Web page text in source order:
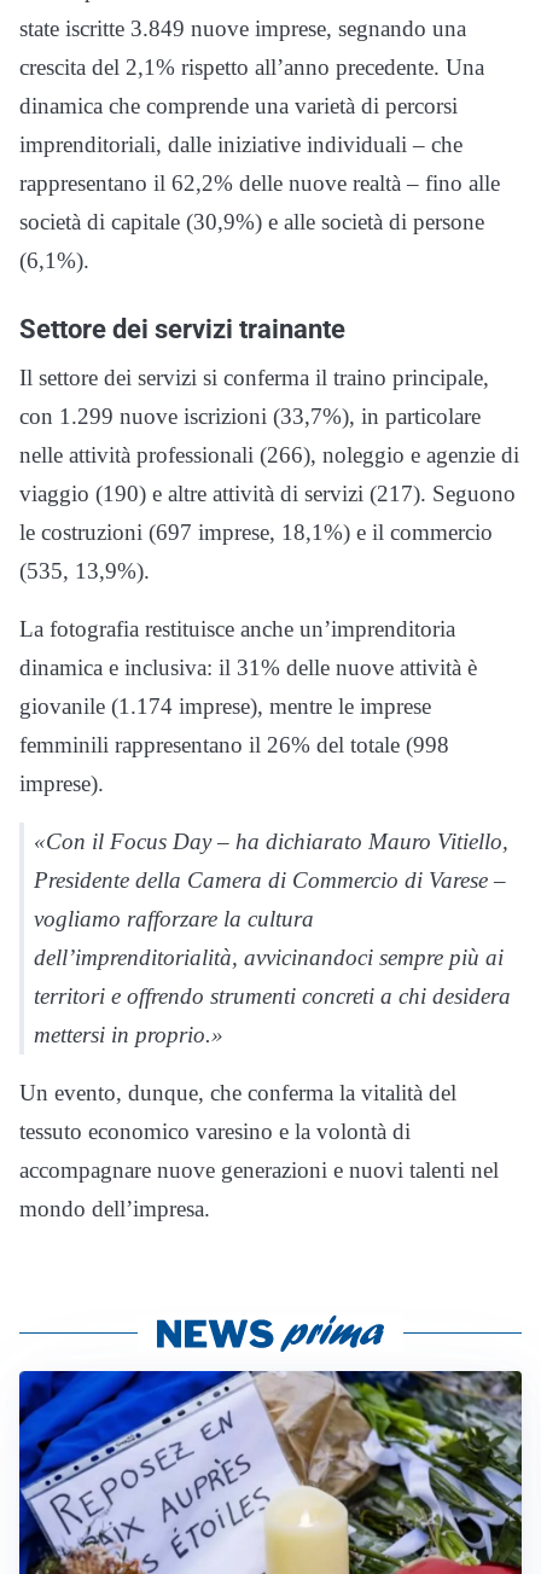
state iscritte 3.849 nuove imprese, segnando una
crescita del 2,1% rispetto all’anno precedente. Una
dinamica che comprende una varietà di percorsi
imprenditoriali, dalle iniziative individuali – che
rappresentano il 62,2% delle nuove realtà – fino alle
società di capitale (30,9%) e alle società di persone
(6,1%).
Settore dei servizi trainante
Il settore dei servizi si conferma il traino principale,
con 1.299 nuove iscrizioni (33,7%), in particolare
nelle attività professionali (266), noleggio e agenzie di
viaggio (190) e altre attività di servizi (217). Seguono
le costruzioni (697 imprese, 18,1%) e il commercio
(535, 13,9%).
La fotografia restituisce anche un’imprenditoria
dinamica e inclusiva: il 31% delle nuove attività è
giovanile (1.174 imprese), mentre le imprese
femminili rappresentano il 26% del totale (998
imprese).
«Con il Focus Day – ha dichiarato Mauro Vitiello,
Presidente della Camera di Commercio di Varese –
vogliamo rafforzare la cultura
dell’imprenditorialità, avvicinandoci sempre più ai
territori e offrendo strumenti concreti a chi desidera
mettersi in proprio.»
Un evento, dunque, che conferma la vitalità del
tessuto economico varesino e la volontà di
accompagnare nuove generazioni e nuovi talenti nel
mondo dell’impresa.